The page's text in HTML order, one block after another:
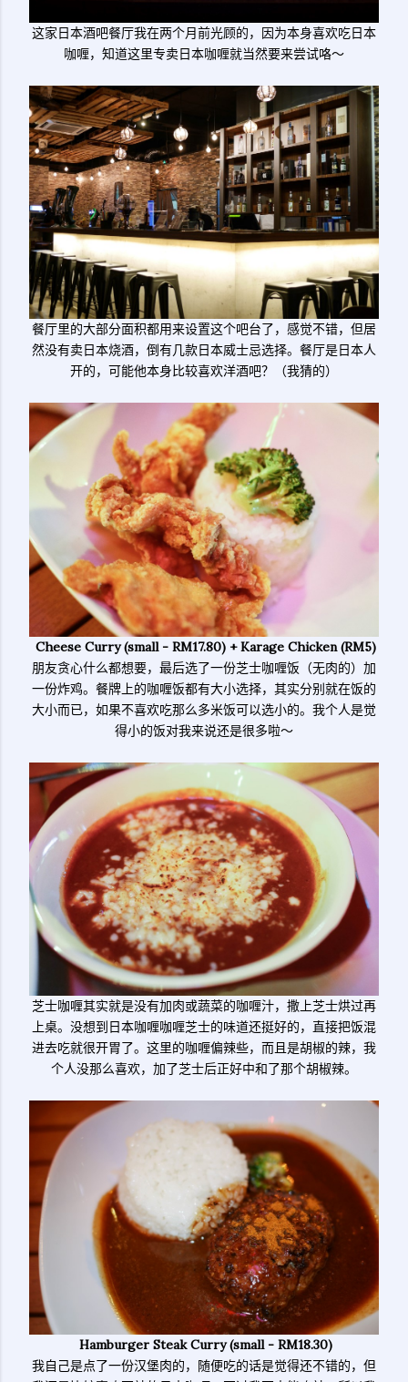
这家日本酒吧餐厅我在两个月前光顾的，因为本身喜欢吃日本
咖喱，知道这里专卖日本咖喱就当然要来尝试咯～
餐厅里的大部分面积都用来设置这个吧台了，感觉不错，但居
然没有卖日本烧酒，倒有几款日本威士忌选择。餐厅是日本人
开的，可能他本身比较喜欢洋酒吧？（我猜的）
Cheese Curry (small - RM17.80) + Karage Chicken (RM5)
朋友贪心什么都想要，最后选了一份芝士咖喱饭（无肉的）加
一份炸鸡。餐牌上的咖喱饭都有大小选择，其实分别就在饭的
大小而已，如果不喜欢吃那么多米饭可以选小的。我个人是觉
得小的饭对我来说还是很多啦～
芝士咖喱其实就是没有加肉或蔬菜的咖喱汁，撒上芝士烘过再
上桌。没想到日本咖喱咖喱芝士的味道还挺好的，直接把饭混
进去吃就很开胃了。这里的咖喱偏辣些，而且是胡椒的辣，我
个人没那么喜欢，加了芝士后正好中和了那个胡椒辣。
Hamburger Steak Curry (small - RM18.30)
我自己是点了一份汉堡肉的，随便吃的话是觉得还不错的，但